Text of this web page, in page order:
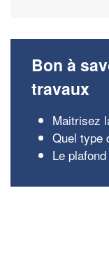
Bon à
travaux
Maitrisez
Quel type
Le